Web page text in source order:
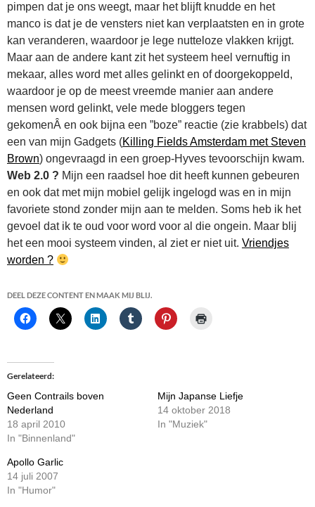
pimpen dat je ons weegt, maar het blijft knudde en het
manco is dat je de vensters niet kan verplaatsten en in grote
kan veranderen, waardoor je lege nutteloze vlakken krijgt.
Maar aan de andere kant zit het systeem heel vernuftig in
mekaar, alles word met alles gelinkt en of doorgekoppeld,
waardoor je op de meest vreemde manier aan andere
mensen word gelinkt, vele mede bloggers tegen
gekomenÂ en ook bijna een ”boze” reactie (zie krabbels) dat
een van mijn Gadgets (Killing Fields Amsterdam met Steven
Brown) ongevraagd in een groep-Hyves tevoorschijn kwam.
Web 2.0 ? Mijn een raadsel hoe dit heeft kunnen gebeuren
en ook dat met mijn mobiel gelijk ingelogd was en in mijn
favoriete stond zonder mijn aan te melden. Soms heb ik het
gevoel dat ik te oud voor word voor al die ongein. Maar blij
het een mooi systeem vinden, al ziet er niet uit. Vriendjes
worden ?
DEEL DEZE CONTENT EN MAAK MIJ BLIJ.
Gerelateerd
Geen Contrails boven
Nederland
18 april 2010
In "Binnenland"
Mijn Japanse Liefje
14 oktober 2018
In "Muziek"
Apollo Garlic
14 juli 2007
In "Humor"